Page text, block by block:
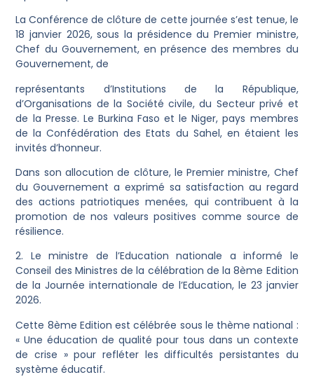
La Conférence de clôture de cette journée s’est tenue, le
18 janvier 2026, sous la présidence du Premier ministre,
Chef du Gouvernement, en présence des membres du
Gouvernement, de
représentants d’Institutions de la République,
d’Organisations de la Société civile, du Secteur privé et
de la Presse. Le Burkina Faso et le Niger, pays membres
de la Confédération des Etats du Sahel, en étaient les
invités d’honneur.
Dans son allocution de clôture, le Premier ministre, Chef
du Gouvernement a exprimé sa satisfaction au regard
des actions patriotiques menées, qui contribuent à la
promotion de nos valeurs positives comme source de
résilience.
2. Le ministre de l’Education nationale a informé le
Conseil des Ministres de la célébration de la 8ème Edition
de la Journée internationale de l’Education, le 23 janvier
2026.
Cette 8ème Edition est célébrée sous le thème national :
« Une éducation de qualité pour tous dans un contexte
de crise » pour refléter les difficultés persistantes du
système éducatif.